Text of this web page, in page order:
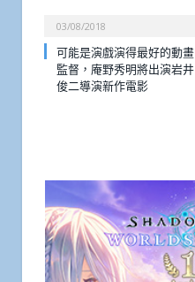
03/08/2018
可能是演戲演得最好的動畫
監督，庵野秀明將出演岩井
俊二導演新作電影